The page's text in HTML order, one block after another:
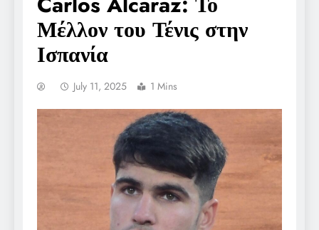
Μέλλον του Τένις στην
Ισπανία
July 11, 2025 1 Mins